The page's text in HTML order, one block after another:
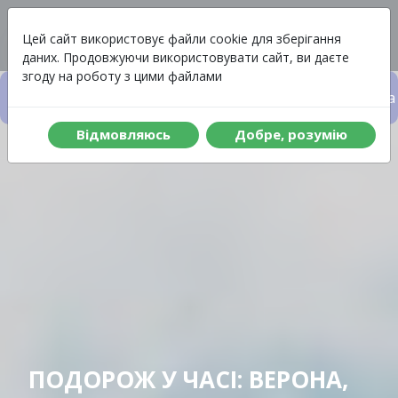
Цей сайт використовує файли cookie для зберігання
даних. Продовжуючи використовувати сайт, ви даєте
згоду на роботу з цими файлами
Вiдмовляюсь Добре, розумiю
Меню Вартість
ПОДОРОЖ У ЧАСІ: ВЕРОНА,